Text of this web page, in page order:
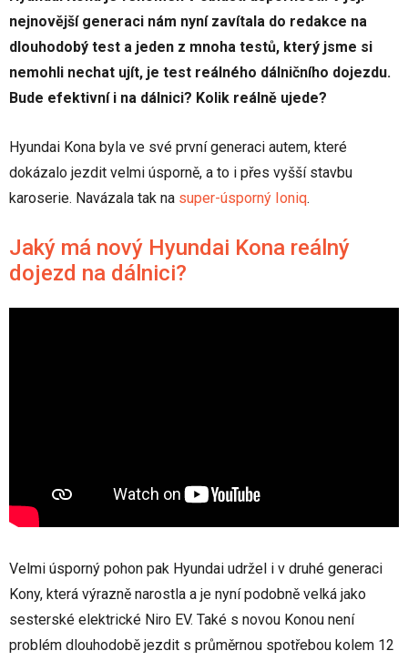
nejnovější generaci nám nyní zavítala do redakce na
dlouhodobý test a jeden z mnoha testů, který jsme si
nemohli nechat ujít, je test reálného dálničního dojezdu.
Bude efektivní i na dálnici? Kolik reálně ujede?
Hyundai Kona byla ve své první generaci autem, které
dokázalo jezdit velmi úsporně, a to i přes vyšší stavbu
karoserie. Navázala tak na super-úsporný Ioniq.
Jaký má nový Hyundai Kona reálný
dojezd na dálnici?
Velmi úsporný pohon pak Hyundai udržel i v druhé generaci
Kony, která výrazně narostla a je nyní podobně velká jako
sesterské elektrické Niro EV. Také s novou Konou není
problém dlouhodobě jezdit s průměrnou spotřebou kolem 12